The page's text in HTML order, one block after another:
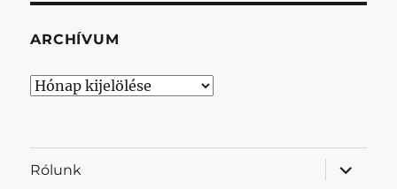
ARCHÍVUM
Archívum
Rólunk
almenü